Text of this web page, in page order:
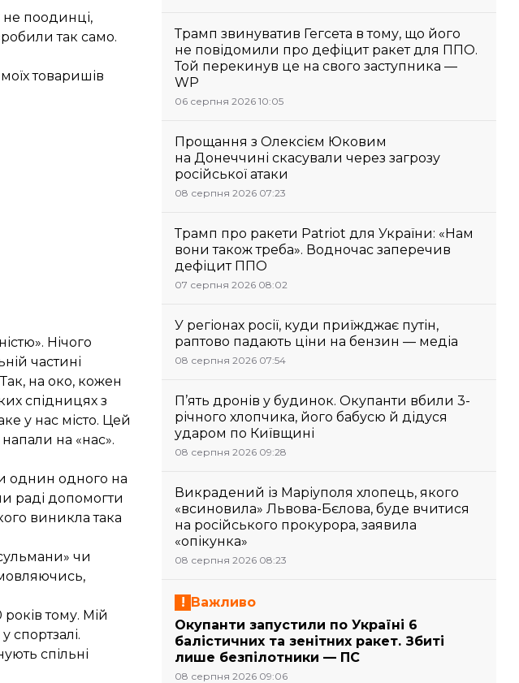
поодинці,
так само.
товаришів
Нічого
частині
на око, кожен
спідницях з
у нас місто. Цей
на «нас».
однин одного на
раді допомогти
виникла така
чи
тому. Мій
спортзалі.
спільні
Трамп звинуватив Гегсета в тому, що його
не повідомили про дефіцит ракет для ППО.
Той перекинув це на свого заступника —
WP
06 серпня 2026 10:05
Прощання з Олексієм Юковим
на Донеччині скасували через загрозу
російської атаки
08 серпня 2026 07:23
Трамп про ракети Patriot для України: «Нам
вони також треба». Водночас заперечив
дефіцит ППО
07 серпня 2026 08:02
У регіонах росії, куди приїжджає путін,
раптово падають ціни на бензин — медіа
08 серпня 2026 07:54
П’ять дронів у будинок. Окупанти вбили 3-
річного хлопчика, його бабусю й дідуся
ударом по Київщині
08 серпня 2026 09:28
Викрадений із Маріуполя хлопець, якого
«всиновила» Львова-Бєлова, буде вчитися
на російського прокурора, заявила
«опікунка»
08 серпня 2026 08:23
Важливо
Окупанти запустили по Україні 6
балістичних та зенітних ракет. Збиті
лише безпілотники — ПС
08 серпня 2026 09:06